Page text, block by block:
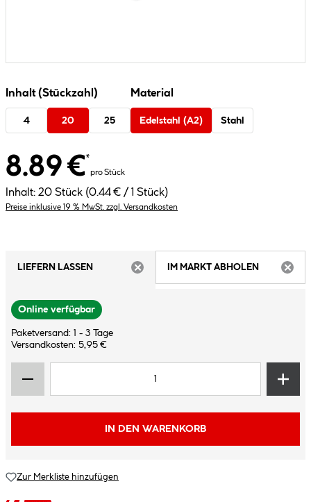
Inhalt (Stückzahl)
4 20 25
Material
Edelstahl (A2) Stahl
8.89 €*
pro Stück
Inhalt: 20 Stück (0.44 € / 1 Stück)
Preise inklusive 19 % MwSt. zzgl. Versandkosten
LIEFERN LASSEN
IM MARKT ABHOLEN
Online verfügbar
Paketversand: 1 - 3 Tage
Versandkosten: 5,95 €
IN DEN WARENKORB
Zur Merkliste hinzufügen